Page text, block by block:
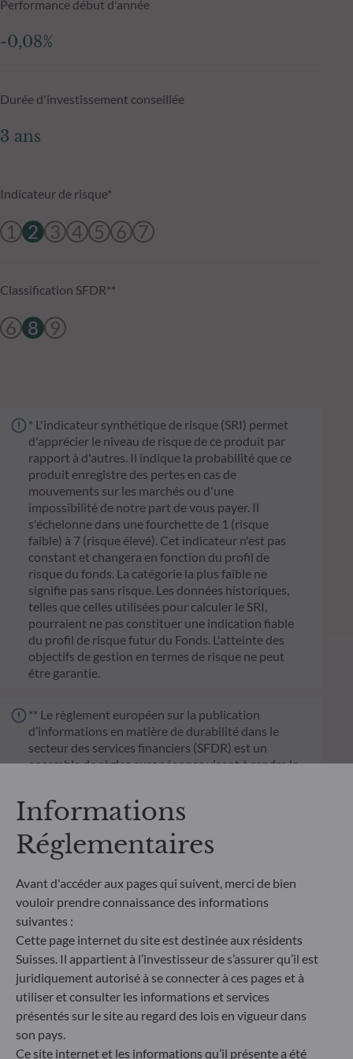
Performance début d'année
-0,08%
Durée d'investissement conseillée
3 ans
Indicateur de risque*
1 2 3 4 5 6 7
Classification SFDR**
6 8 9
* L'indicateur synthétique de risque (SRI) permet
d'apprécier le niveau de risque de ce produit par
rapport à d'autres. Il indique la probabilité que ce
produit enregistre des pertes en cas de
mouvements sur les marchés ou d'une
impossibilité de notre part de vous payer. Il
s'échelonne dans une fourchette de 1 (risque
faible) à 7 (risque élevé). Cet indicateur n'est pas
constant et changera en fonction du profil de
risque du fonds. La catégorie la plus faible ne
signifie pas sans risque. Les données historiques,
telles que celles utilisées pour calculer le SRI,
pourraient ne pas constituer une indication fiable
du profil de risque futur du Fonds. L'atteinte des
objectifs de gestion en termes de risque ne peut
être garantie.
** Le règlement européen sur la publication
d’informations en matière de durabilité dans le
secteur des services financiers (SFDR) est un
ensemble de règles européennes visant à rendre le
comparable et davantage compréhensible par les
investisseurs finaux. Article 6 : L'équipe de gestion
ne prend pas en compte les risques de durabilité ou
les effets négatifs des décisions d'investissement
sur les facteurs de durabilité dans le processus de
décision d'investissement. Article 8 : L'équipe de
gestion traite les risques de durabilité en intégrant
des critères ESG (Environnement et/ou Social et/ou
Gouvernance) dans son processus de décision
d'investissement. Article 9 : L'équipe de gestion suit
un objectif d'investissement durable strict qui
contribue de manière significative aux défis de la
transition écologique, et traite les risques de
durabilité par le biais de notations fournies par le
de gestion
Informations
Réglementaires
Avant d'accéder aux pages qui suivent, merci de bien
vouloir prendre connaissance des informations
suivantes :
Cette page internet du site est destinée aux résidents
Suisses. Il appartient à l’investisseur de s’assurer qu’il est
juridiquement autorisé à se connecter à ces pages et à
utiliser et consulter les informations et services
présentés sur le site au regard des lois en vigueur dans
son pays.
Ce site internet et les informations qu’il présente a été